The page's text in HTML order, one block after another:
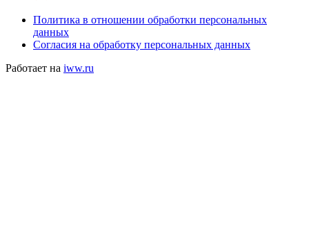
Политика в отношении обработки персональных
данных
Согласия на обработку персональных данных
Работает на iww.ru